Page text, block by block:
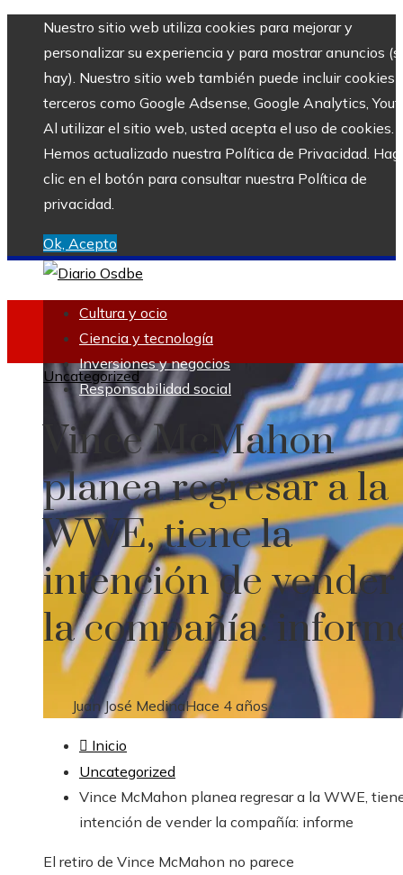
Nuestro sitio web utiliza cookies para mejorar y
personalizar su experiencia y para mostrar anuncios
hay). Nuestro sitio web también puede incluir cookies
terceros como Google Adsense, Google Analytics,
Al utilizar el sitio web, usted acepta el uso de cookies.
Hemos actualizado nuestra Política de Privacidad.
clic en el botón para consultar nuestra Política de
privacidad.
Ok, Acepto
Cultura y ocio
Ciencia y tecnología
Inversiones y negocios
Responsabilidad social
Uncategorized
Vince McMahon
planea regresar a la
WWE, tiene la
intención de vender
la compañía:
Juan José MedinaHace 4 años
Inicio
Uncategorized
Vince McMahon planea regresar a la WWE,
intención de vender la compañía: informe
El retiro de Vince McMahon no parece